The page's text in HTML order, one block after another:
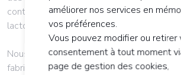
contaminations croisées avec des
lactose, soja, etc.
Nous détenons une expertise exclusive
fabrication du concentré d'oligoéléments
améliorer nos services en
vos préférences.
Vous pouvez modifier ou retirer
consentement à tout moment
page de gestion des cookies,